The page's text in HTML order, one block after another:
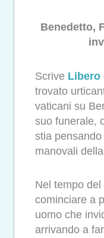
Benedetto,
Scrive Libero
trovato
vaticani su
suo funerale,
stia
manovali
Nel tempo
cominciare a
uomo che
arrivando a